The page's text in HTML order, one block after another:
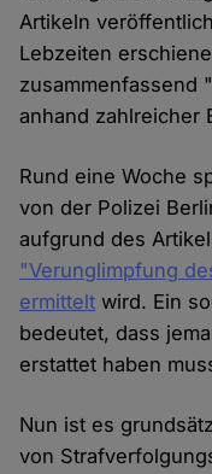
Artikeln
Lebzeiten
zusammenfassend
anhand zahlreicher
Rund eine Woche
von der Polizei
aufgrund des
"Verunglimpfung
ermittelt wird. Ein
bedeutet, dass
erstattet haben
Nun ist es
von